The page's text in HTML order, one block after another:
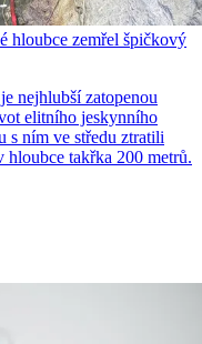
hloubce zemřel špičkový
nejhlubší zatopenou
elitního jeskynního
s ním ve středu ztratili
hloubce takřka 200 metrů.